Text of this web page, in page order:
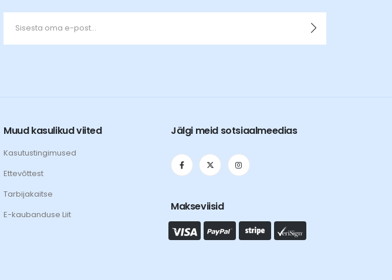
Muud kasulikud viited
Kasutustingimused
Ettevõttest
Tarbijakaitse
E-kaubanduse Liit
Jälgi meid sotsiaalmeedias
Makseviisid